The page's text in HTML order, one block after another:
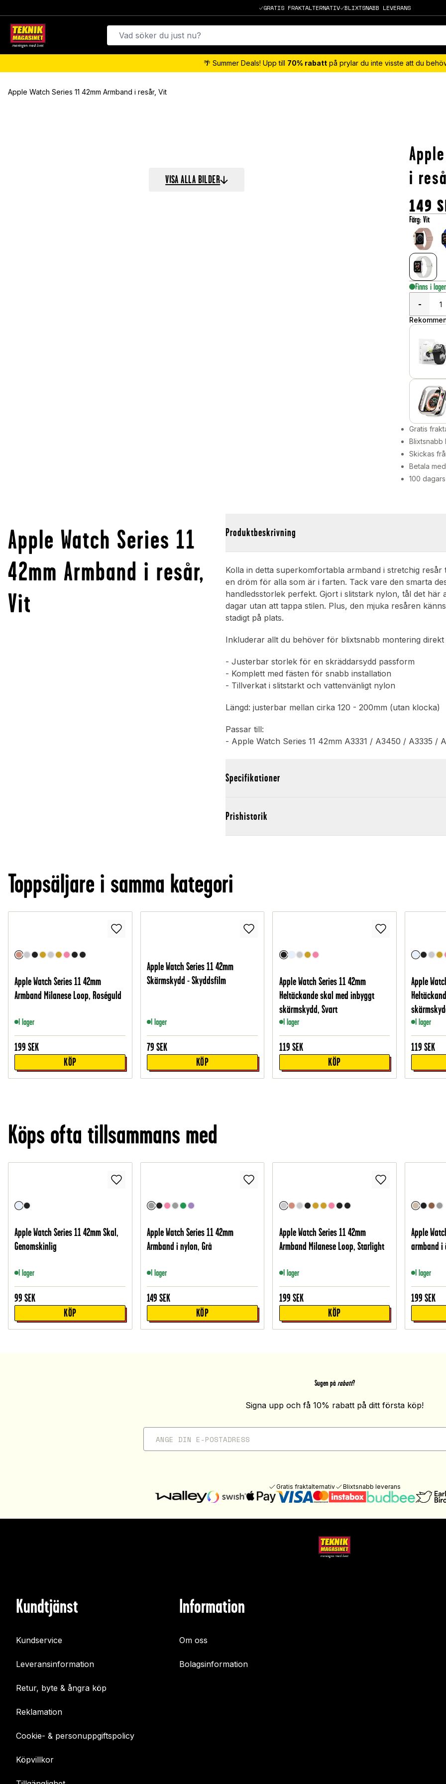
GRATIS FRAKTALTERNATIV BLIXTSNABB LEVERANS
🌴 Summer Deals! Upp till 70% rabatt på prylar du inte visste att du
Apple Watch Series 11 42mm Armband i resår, Vit
VISA ALLA BILDER
i
149
Färg:Vit
Finns i lager
-
Gratis
Blixtsnabb
Skickas
Betala
100
Apple Watch Series 11
42mm Armband i resår,
Vit
Produktbeskrivning
Kolla in detta superkomfortabla armband i stretchig
en dröm för alla som är i farten. Tack vare den smarta
handledsstorlek perfekt. Gjort i slitstark nylon, tål det här
dagar utan att tappa stilen. Plus, den mjuka resåren
stadigt på plats.
Inkluderar allt du behöver för blixtsnabb montering direkt
- Justerbar storlek för en skräddarsydd passform
- Komplett med fästen för snabb installation
- Tillverkat i slitstarkt och vattenvänligt nylon
Längd: justerbar mellan cirka 120 - 200mm (utan klocka)
Passar till:
- Apple Watch Series 11 42mm A3331 / A3450 / A3335 /
Specifikationer
Prishistorik
Toppsäljare i samma kategori
Apple Watch Series 11 42mm
Armband Milanese Loop, Roséguld
I lager
199 SEK
KÖP
Apple Watch Series 11 42mm
Skärmskydd - Skyddsfilm
I lager
79 SEK
KÖP
Apple Watch Series 11 42mm
Heltäckande skal med inbyggt
skärmskydd, Svart
I lager
119 SEK
KÖP
Apple
I lager
119 SEK
Köps ofta tillsammans med
Apple Watch Series 11 42mm Skal,
Genomskinlig
I lager
99 SEK
KÖP
Apple Watch Series 11 42mm
Armband i nylon, Grå
I lager
149 SEK
KÖP
Apple Watch Series 11 42mm
Armband Milanese Loop, Starlight
I lager
199 SEK
KÖP
Apple
armband i
I lager
199 SEK
Sugen på rabatt?
Signa upp och få 10% rabatt på ditt första köp!
Gratis fraktalternativ Blixtsnabb leverans
Kundtjänst
Kundservice
Leveransinformation
Retur, byte & ångra köp
Reklamation
Cookie- & personuppgiftspolicy
Köpvillkor
Information
Om oss
Bolagsinformation